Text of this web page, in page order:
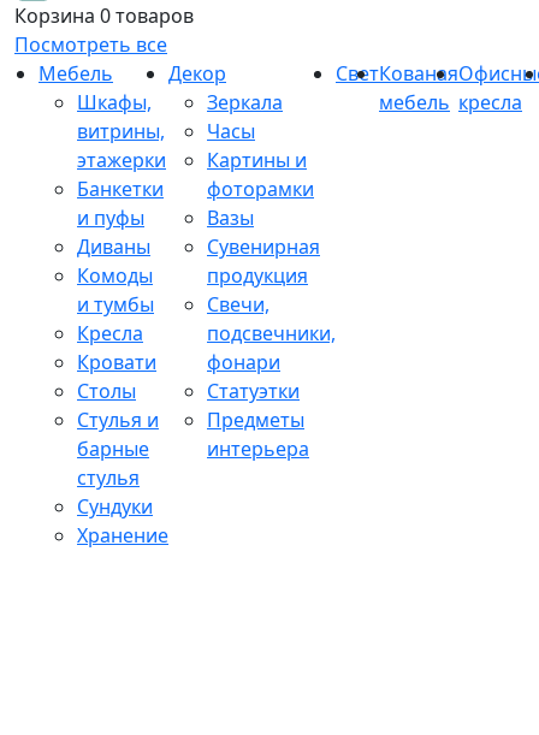
Корзина 0 товаров
Посмотреть все
Мебель
Шкафы,
витрины,
этажерки
Банкетки
и пуфы
Диваны
Комоды
и тумбы
Кресла
Кровати
Столы
Стулья и
барные
стулья
Сундуки
Хранение
Декор
Зеркала
Часы
Картины и
фоторамки
Вазы
Сувенирная
продукция
Свечи,
подсвечники,
фонари
Статуэтки
Предметы
интерьера
СветКованая
мебель кресла